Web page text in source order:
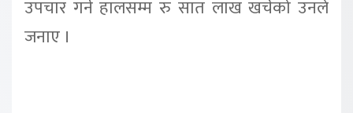
उपचार गर्न हालसम्म रु सात लाख खर्चेको उनले
जनाए ।